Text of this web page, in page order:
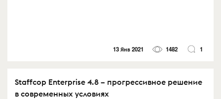
13 Янв 2021 1482 1
Staffcop Enterprise 4.8 – прогрессивное решение
в современных условиях